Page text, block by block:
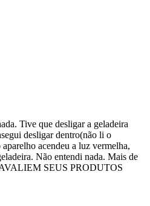
Tive que desligar a geladeira
desligar dentro(não li o
acendeu a luz vermelha,
Não entendi nada. Mais de
SEUS PRODUTOS